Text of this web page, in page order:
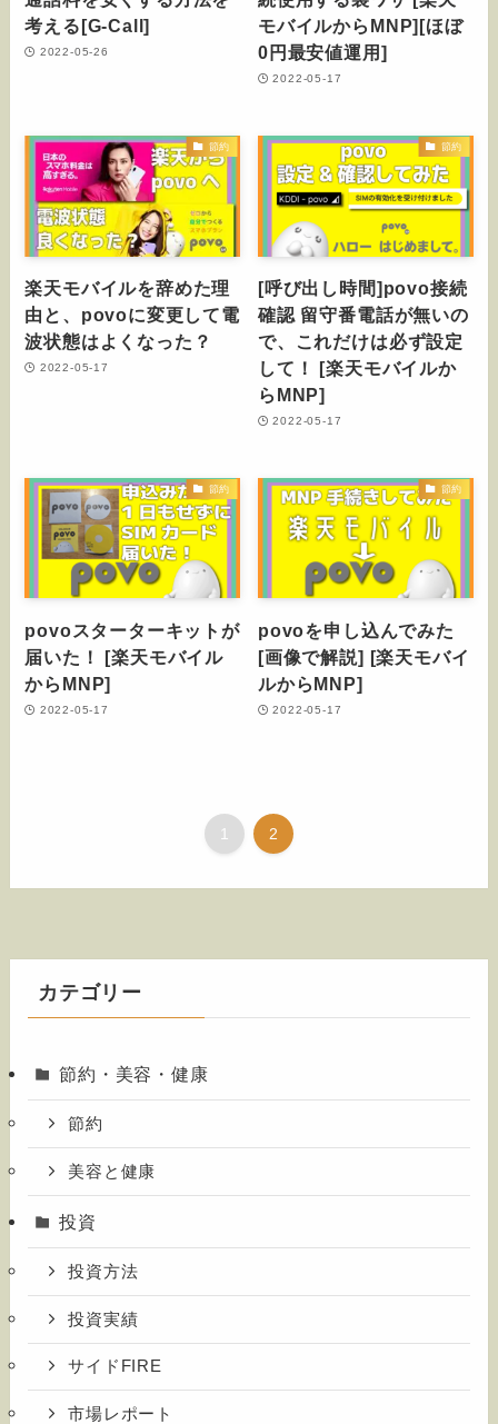
考える[G-Call]
2022-05-26
モバイルからMNP][ほぼ
0円最安値運用]
2022-05-17
節約
楽天モバイルを辞めた理
由と、povoに変更して電
波状態はよくなった？
2022-05-17
節約
[呼び出し時間]povo接続
確認 留守番電話が無いの
で、これだけは必ず設定
して！ [楽天モバイルか
らMNP]
2022-05-17
節約
povoスターターキットが
届いた！ [楽天モバイル
からMNP]
2022-05-17
節約
povoを申し込んでみた
[画像で解説] [楽天モバイ
ルからMNP]
2022-05-17
1 2
カテゴリー
節約・美容・健康
節約
美容と健康
投資
投資方法
投資実績
サイドFIRE
市場レポート